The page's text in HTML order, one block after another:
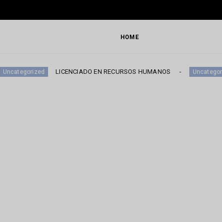
HOME
LICENCIADO EN RECURSOS HUMANOS Uncategorized